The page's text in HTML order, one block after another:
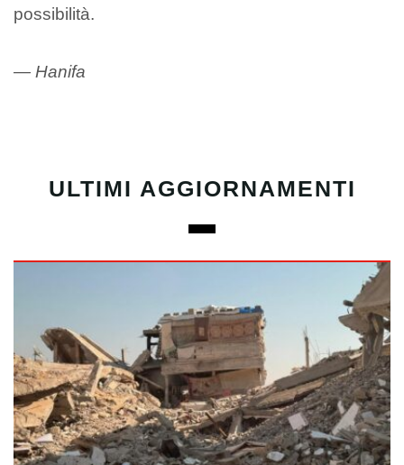
possibilità.
— Hanifa
ULTIMI AGGIORNAMENTI